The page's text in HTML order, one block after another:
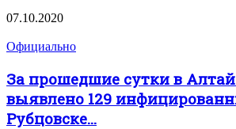
07.10.2020
Официально
За прошедшие сутки в
выявлено 129
Рубцовске...